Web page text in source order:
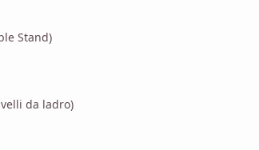
Stand)
da ladro)